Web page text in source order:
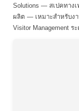
Solutions — สเปคทาง
ผลิต — เหมาะสำหรับงา
Visitor Management ร